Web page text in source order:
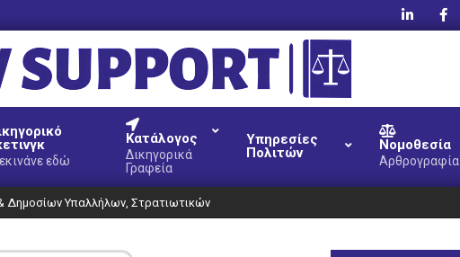
εδώ
Κατάλογος
Δικηγορικά
Γραφεία
Υπηρεσίες
Πολιτών
Νομοθεσία
Αρθρογραφία
Δημοσίων Υπαλλήλων, Στρατιωτικών